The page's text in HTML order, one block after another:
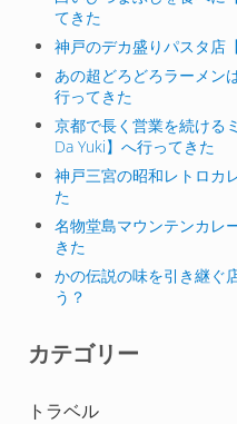
てきた
神戸のデカ盛りパスタ店
あの超どろどろラーメン
行ってきた
京都で長く営業を続ける
Da Yuki】へ行ってきた
神戸三宮の昭和レトロカ
た
名物堂島マウンテンカレ
きた
かの伝説の味を引き継ぐ
う？
カテゴリー
トラベル